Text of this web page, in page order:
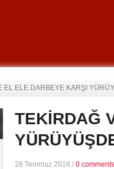
EL ELE DARBEYE KARŞI
TEKİRDAĞ
26 Temmuz 2016 / 0 comments